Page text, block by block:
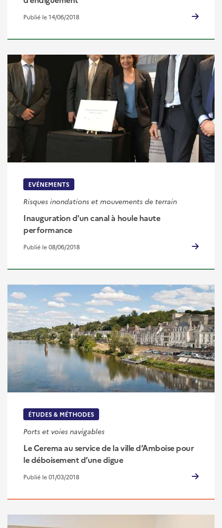
Publié le 14/06/2018
EVÉNEMENTS
Risques inondations et mouvements de terrain
Inauguration d'un canal à houle haute
performance
Publié le 08/06/2018
ÉTUDES & MÉTHODES
Ports et voies navigables
Le Cerema au service de la ville d’Amboise pour
le déboisement d’une digue
Publié le 01/03/2018